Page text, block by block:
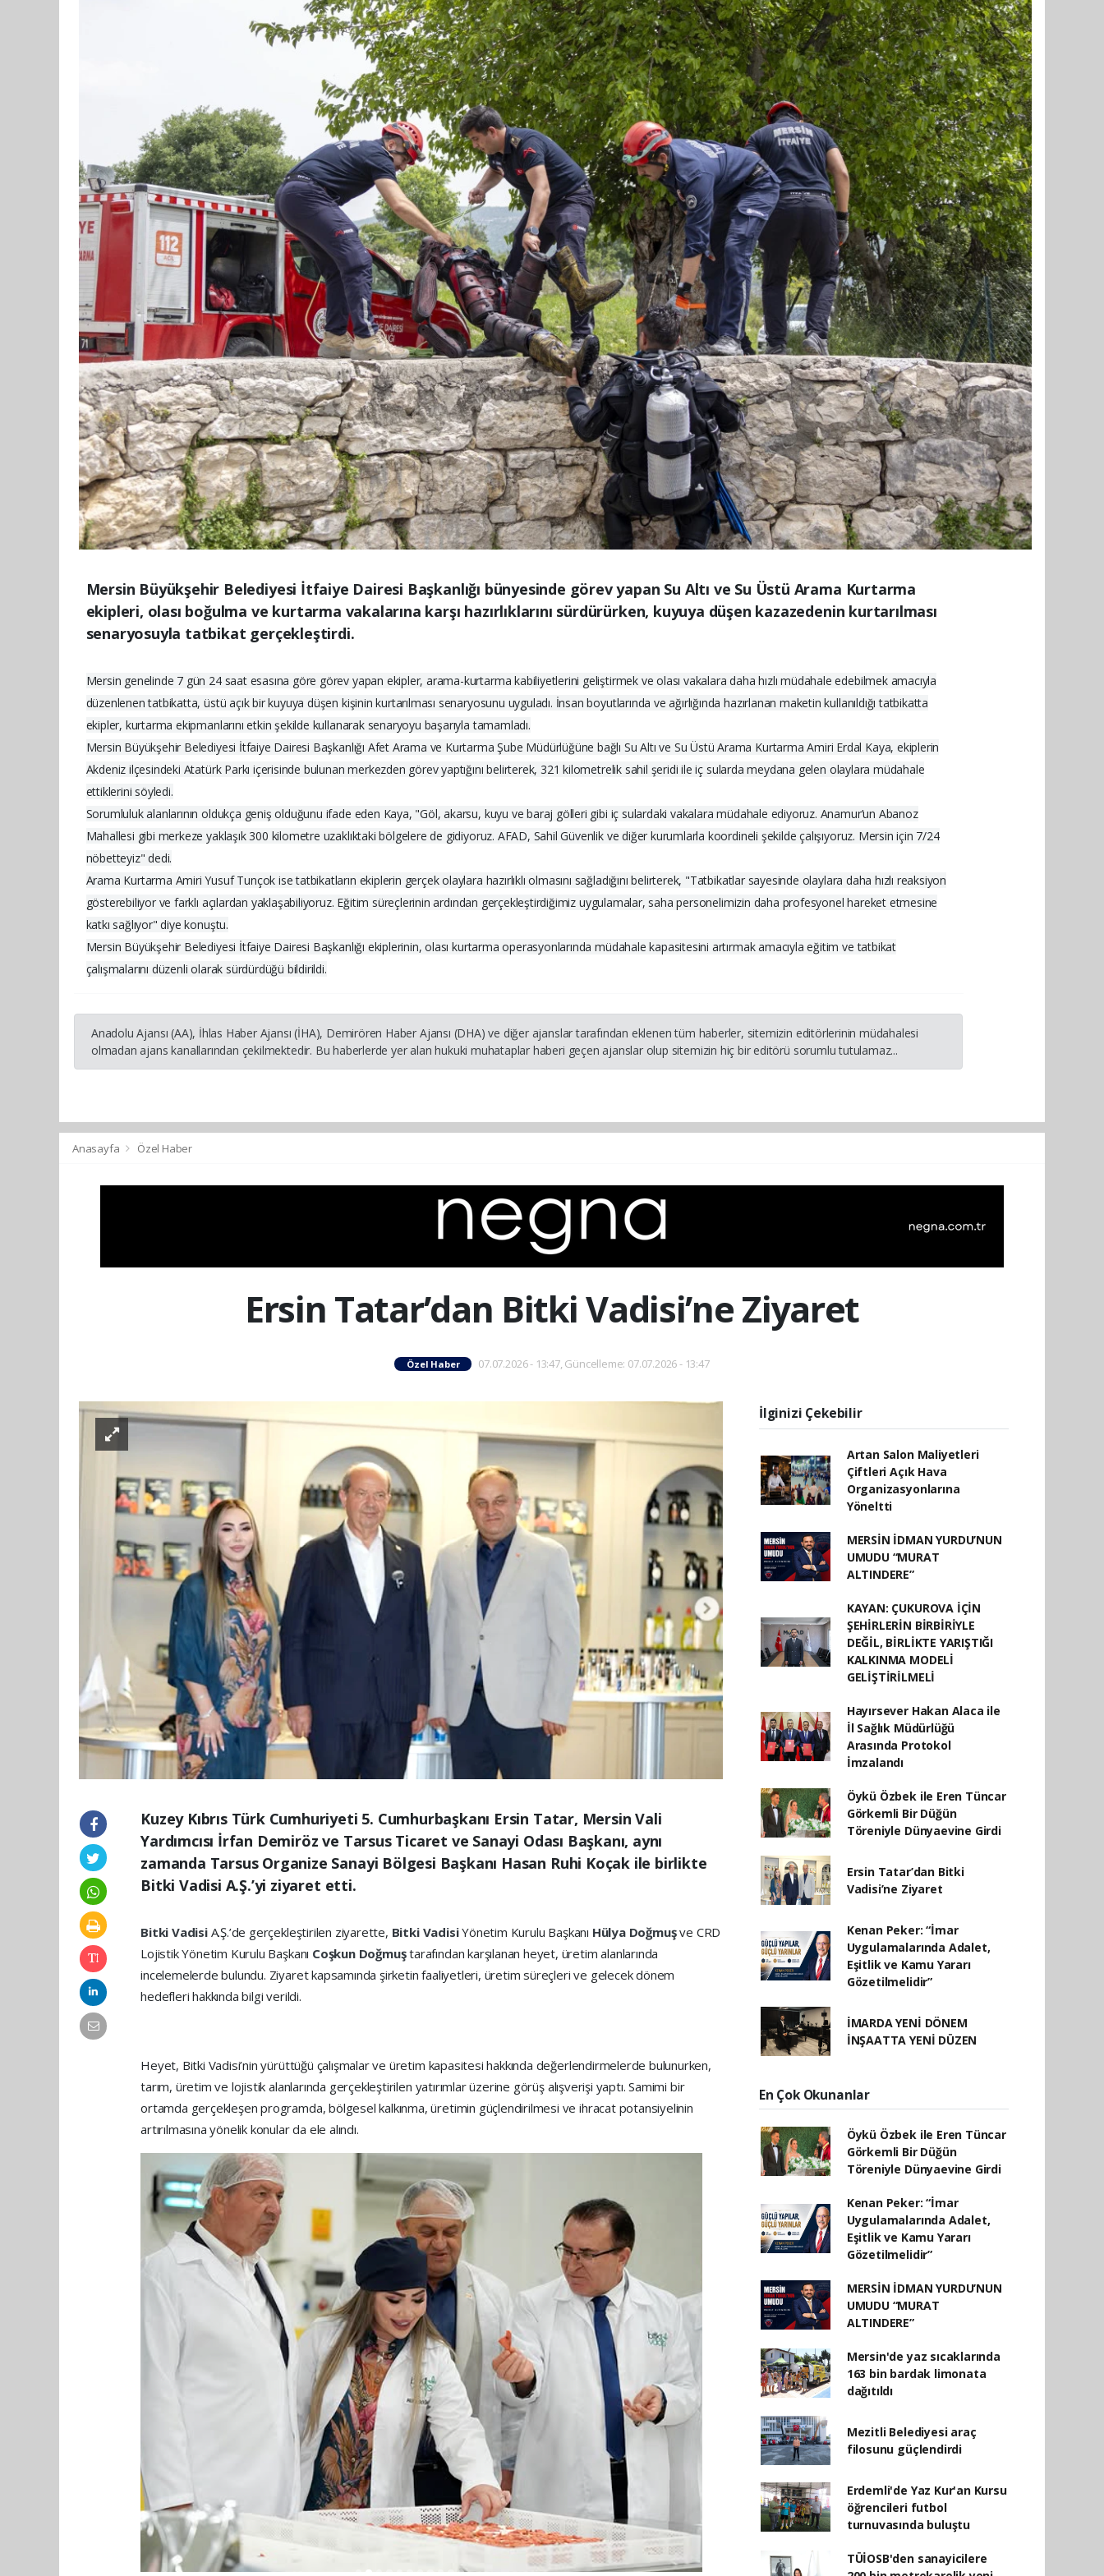
Mersin Büyükşehir Belediyesi İtfaiye Dairesi Başkanlığı bünyesinde görev yapan Su Altı ve Su Üstü Arama Kurtarma
ekipleri, olası boğulma ve kurtarma vakalarına karşı hazırlıklarını sürdürürken, kuyuya düşen kazazedenin kurtarılması
senaryosuyla tatbikat gerçekleştirdi.
Mersin genelinde 7 gün 24 saat esasına göre görev yapan ekipler, arama-kurtarma kabiliyetlerini geliştirmek ve olası vakalara daha hızlı müdahale edebilmek amacıyla
düzenlenen tatbikatta, üstü açık bir kuyuya düşen kişinin kurtarılması senaryosunu uyguladı. İnsan boyutlarında ve ağırlığında hazırlanan maketin kullanıldığı tatbikatta
ekipler, kurtarma ekipmanlarını etkin şekilde kullanarak senaryoyu başarıyla tamamladı.
Mersin Büyükşehir Belediyesi İtfaiye Dairesi Başkanlığı Afet Arama ve Kurtarma Şube Müdürlüğüne bağlı Su Altı ve Su Üstü Arama Kurtarma Amiri Erdal Kaya, ekiplerin
Akdeniz ilçesindeki Atatürk Parkı içerisinde bulunan merkezden görev yaptığını belirterek, 321 kilometrelik sahil şeridi ile iç sularda meydana gelen olaylara müdahale
ettiklerini söyledi.
Sorumluluk alanlarının oldukça geniş olduğunu ifade eden Kaya, "Göl, akarsu, kuyu ve baraj gölleri gibi iç sulardaki vakalara müdahale ediyoruz. Anamur’un Abanoz
Mahallesi gibi merkeze yaklaşık 300 kilometre uzaklıktaki bölgelere de gidiyoruz. AFAD, Sahil Güvenlik ve diğer kurumlarla koordineli şekilde çalışıyoruz. Mersin için 7/24
nöbetteyiz" dedi.
Arama Kurtarma Amiri Yusuf Tunçok ise tatbikatların ekiplerin gerçek olaylara hazırlıklı olmasını sağladığını belirterek, "Tatbikatlar sayesinde olaylara daha hızlı reaksiyon
gösterebiliyor ve farklı açılardan yaklaşabiliyoruz. Eğitim süreçlerinin ardından gerçekleştirdiğimiz uygulamalar, saha personelimizin daha profesyonel hareket etmesine
katkı sağlıyor" diye konuştu.
Mersin Büyükşehir Belediyesi İtfaiye Dairesi Başkanlığı ekiplerinin, olası kurtarma operasyonlarında müdahale kapasitesini artırmak amacıyla eğitim ve tatbikat
çalışmalarını düzenli olarak sürdürdüğü bildirildi.
Anadolu Ajansı (AA), İhlas Haber Ajansı (İHA), Demirören Haber Ajansı (DHA) ve diğer ajanslar tarafından eklenen tüm haberler, sitemizin editörlerinin müdahalesi
olmadan ajans kanallarından çekilmektedir. Bu haberlerde yer alan hukuki muhataplar haberi geçen ajanslar olup sitemizin hiç bir editörü sorumlu tutulamaz...
Anasayfa Özel Haber
Ersin Tatar’dan Bitki Vadisi’ne Ziyaret
Özel Haber 07.07.2026 - 13:47, Güncelleme: 07.07.2026 - 13:47
Kuzey Kıbrıs Türk Cumhuriyeti 5. Cumhurbaşkanı Ersin Tatar, Mersin Vali
Yardımcısı İrfan Demiröz ve Tarsus Ticaret ve Sanayi Odası Başkanı, aynı
zamanda Tarsus Organize Sanayi Bölgesi Başkanı Hasan Ruhi Koçak ile birlikte
Bitki Vadisi A.Ş.’yi ziyaret etti.
Bitki Vadisi A.Ş.’de gerçekleştirilen ziyarette, Bitki VadisiYönetim Kurulu Başkanı Hülya Doğmuşve CRD
Lojistik Yönetim Kurulu Başkanı Coşkun Doğmuştarafından karşılanan heyet, üretim alanlarında
incelemelerde bulundu. Ziyaret kapsamında şirketin faaliyetleri, üretim süreçleri ve gelecek dönem
hedefleri hakkında bilgi verildi.
Heyet, Bitki Vadisi’nin yürüttüğü çalışmalar ve üretim kapasitesi hakkında değerlendirmelerde bulunurken,
tarım, üretim ve lojistik alanlarında gerçekleştirilen yatırımlar üzerine görüş alışverişi yaptı. Samimi bir
ortamda gerçekleşen programda, bölgesel kalkınma, üretimin güçlendirilmesi ve ihracat potansiyelinin
artırılmasına yönelik konular da ele alındı.
İlginizi Çekebilir
Artan Salon Maliyetleri
Çiftleri Açık Hava
Organizasyonlarına
Yöneltti
MERSİN İDMAN YURDU’NUN
UMUDU “MURAT
ALTINDERE”
KAYAN: ÇUKUROVA İÇİN
ŞEHİRLERİN BİRBİRİYLE
DEĞİL, BİRLİKTE YARIŞTIĞI
KALKINMA MODELİ
GELİŞTİRİLMELİ
Hayırsever Hakan Alaca ile
İl Sağlık Müdürlüğü
Arasında Protokol
İmzalandı
Öykü Özbek ile Eren Tüncar
Görkemli Bir Düğün
Töreniyle Dünyaevine Girdi
Ersin Tatar’dan Bitki
Vadisi’ne Ziyaret
Kenan Peker: “İmar
Uygulamalarında Adalet,
Eşitlik ve Kamu Yararı
Gözetilmelidir”
İMARDA YENİ DÖNEM
İNŞAATTA YENİ DÜZEN
En Çok Okunanlar
Öykü Özbek ile Eren Tüncar
Görkemli Bir Düğün
Töreniyle Dünyaevine Girdi
Kenan Peker: “İmar
Uygulamalarında Adalet,
Eşitlik ve Kamu Yararı
Gözetilmelidir”
MERSİN İDMAN YURDU’NUN
UMUDU “MURAT
ALTINDERE”
Mersin'de yaz sıcaklarında
163 bin bardak limonata
dağıtıldı
Mezitli Belediyesi araç
filosunu güçlendirdi
Erdemli'de Yaz Kur'an Kursu
öğrencileri futbol
turnuvasında buluştu
TÜİOSB'den sanayicilere